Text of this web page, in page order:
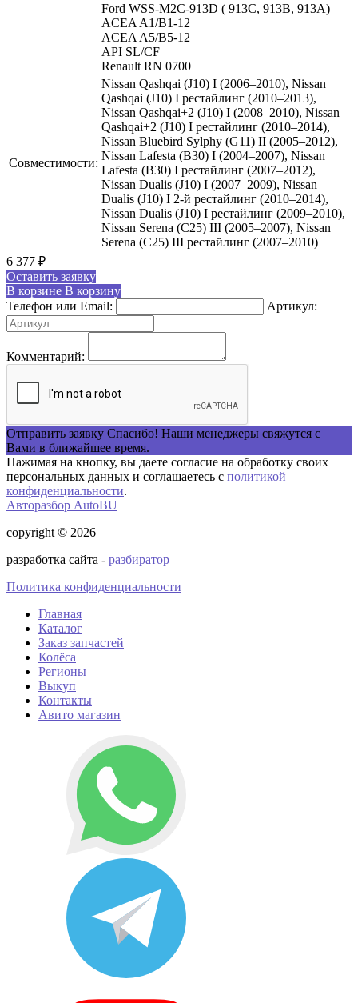
Ford WSS-M2C-913D ( 913C, 913B, 913А)
ACEA A1/B1-12
ACEA A5/B5-12
API SL/CF
Renault RN 0700
Совместимости:
Nissan Qashqai (J10) I (2006–2010), Nissan
Qashqai (J10) I рестайлинг (2010–2013),
Nissan Qashqai+2 (J10) I (2008–2010), Nissan
Qashqai+2 (J10) I рестайлинг (2010–2014),
Nissan Bluebird Sylphy (G11) II (2005–2012),
Nissan Lafesta (B30) I (2004–2007), Nissan
Lafesta (B30) I рестайлинг (2007–2012),
Nissan Dualis (J10) I (2007–2009), Nissan
Dualis (J10) I 2-й рестайлинг (2010–2014),
Nissan Dualis (J10) I рестайлинг (2009–2010),
Nissan Serena (C25) III (2005–2007), Nissan
Serena (C25) III рестайлинг (2007–2010)
6 377 ₽
Оставить заявку
В корзине В корзину
Телефон или Email:
Артикул:
Комментарий:
Отправить заявку Спасибо! Наши менеджеры свяжутся с
Вами в ближайшее время.
Нажимая на кнопку, вы даете согласие на обработку своих
персональных данных и соглашаетесь с политикой
конфиденциальности.
Авторазбор AutoBU
copyright © 2026
разработка сайта - разбиратор
Политика конфиденциальности
Главная
Каталог
Заказ запчастей
Колёса
Регионы
Выкуп
Контакты
Авито магазин